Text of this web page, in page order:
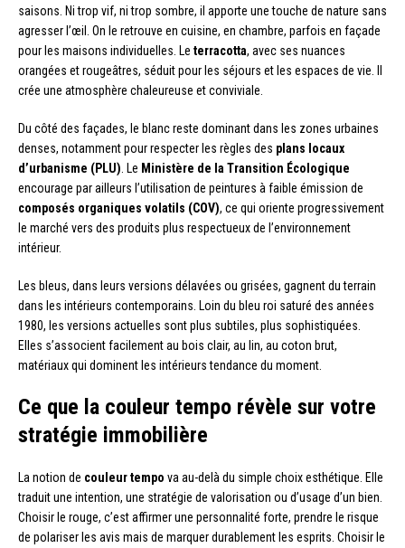
saisons. Ni trop vif, ni trop sombre, il apporte une touche de nature sans
agresser l’œil. On le retrouve en cuisine, en chambre, parfois en façade
pour les maisons individuelles. Le terracotta, avec ses nuances
orangées et rougeâtres, séduit pour les séjours et les espaces de vie. Il
crée une atmosphère chaleureuse et conviviale.
Du côté des façades, le blanc reste dominant dans les zones urbaines
denses, notamment pour respecter les règles des plans locaux
d’urbanisme (PLU) . Le Ministère de la Transition Écologique
encourage par ailleurs l’utilisation de peintures à faible émission de
composés organiques volatils (COV), ce qui oriente progressivement
le marché vers des produits plus respectueux de l’environnement
intérieur.
Les bleus, dans leurs versions délavées ou grisées, gagnent du terrain
dans les intérieurs contemporains. Loin du bleu roi saturé des années
1980, les versions actuelles sont plus subtiles, plus sophistiquées.
Elles s’associent facilement au bois clair, au lin, au coton brut,
matériaux qui dominent les intérieurs tendance du moment.
Ce que la couleur tempo révèle sur votre
stratégie immobilière
La notion de couleur tempo va au-delà du simple choix esthétique. Elle
traduit une intention, une stratégie de valorisation ou d’usage d’un bien.
Choisir le rouge, c’est affirmer une personnalité forte, prendre le risque
de polariser les avis mais de marquer durablement les esprits. Choisir le